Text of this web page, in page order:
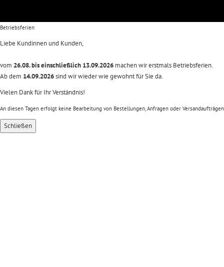
Betriebsferien
Liebe Kundinnen und Kunden,
vom 26.08. bis einschließlich 13.09.2026 machen wir erstmals Betriebsferien.
Ab dem 14.09.2026sind wir wieder wie gewohnt für Sie da.
Vielen Dank für Ihr Verständnis!
An diesen Tagen erfolgt keine Bearbeitung von Bestellungen, Anfragen oder
Schließen